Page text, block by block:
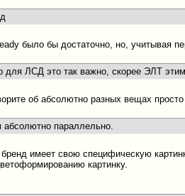
было бы достаточно, но, учитывая
для ЛСД это так важно, скорее ЭЛТ
об абсолютно разных вещах
абсолютно параллельно.
имеет свою специфическую
картинку.